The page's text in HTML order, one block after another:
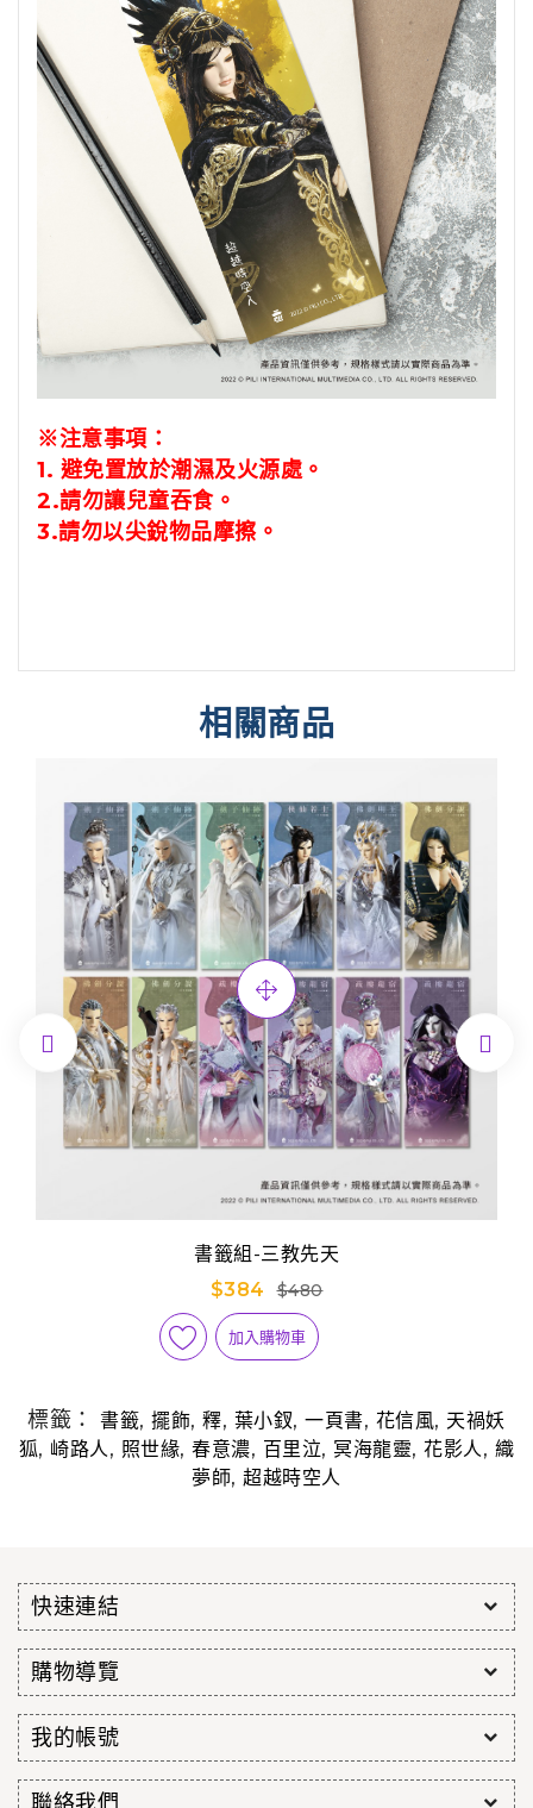
※注意事項：
1. 避免置放於潮濕及火源處。
2.請勿讓兒童吞食。
3.請勿以尖銳物品摩擦。
相關商品
書籤組-三教先天
$384
$480
加入購物車
 
標籤：書籤,擺飾,釋, 葉小釵,一頁書, 花信風, 天禍妖
狐, 崎路人, 照世緣,春意濃, 百里泣, 冥海龍靈,花影人, 織
夢師,超越時空人
快速連結
購物導覽
我的帳號